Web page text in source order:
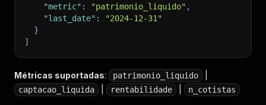
"metric" : "patrimonio_liquido" ,
"last_date" :
"2024-12-31"
}
]
Métricas suportadas: patrimonio_liquido
captacao_liquida rentabilidade n_cotistas